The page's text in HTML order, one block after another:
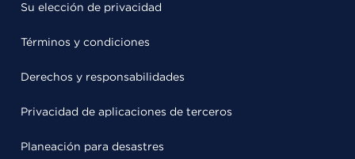
Su elección de privacidad
Términos y condiciones
Derechos y responsabilidades
Privacidad de aplicaciones de terceros
Planeación para desastres